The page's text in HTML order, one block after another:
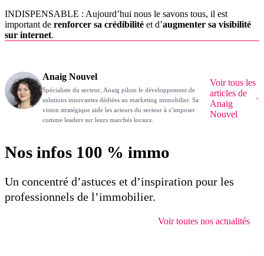
INDISPENSABLE : Aujourd’hui nous le savons tous, il est
important de renforcer sa crédibilité et d’augmenter sa visibilité
sur internet.
Anaig Nouvel
Spécialiste du secteur, Anaig pilote le développement de
solutions innovantes dédiées au marketing immobilier. Sa
vision stratégique aide les acteurs du secteur à s’imposer
comme leaders sur leurs marchés locaux.
Voir tous les
articles de
Anaig
Nouvel
Nos infos 100 % immo
Un concentré d’astuces et d’inspiration pour les
professionnels de l’immobilier.
Voir toutes nos actualités